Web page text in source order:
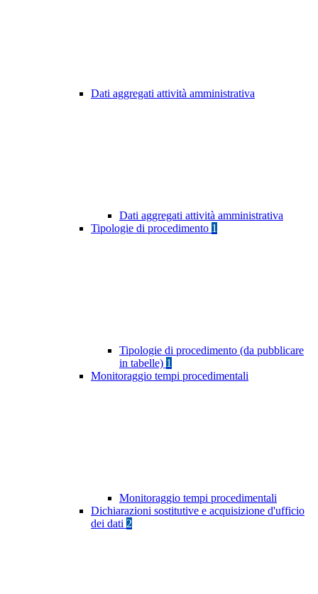
Dati aggregati attività amministrativa
Dati aggregati attività amministrativa
Tipologie di procedimento 1
Tipologie di procedimento (da pubblicare
in tabelle) 1
Monitoraggio tempi procedimentali
Monitoraggio tempi procedimentali
Dichiarazioni sostitutive e acquisizione d'ufficio
dei dati 2